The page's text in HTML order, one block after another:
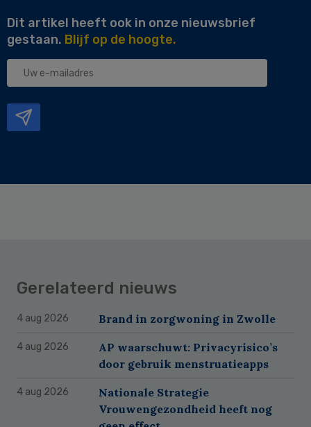
Dit artikel heeft ook in onze nieuwsbrief
gestaan. Blijf op de hoogte.
Uw
Gerelateerd nieuws
4 aug 2026 Brand in zorgwoning in Zwolle
4 aug 2026
AP waarschuwt: Privacyrisico’s
door gebruik menstruatieapps
4 aug 2026
Nationale Strategie
Vrouwengezondheid heeft nog